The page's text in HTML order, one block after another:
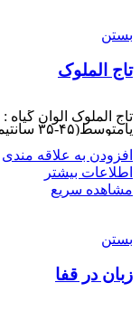
بستن
تاج الملوک
تاج الملوک الوان
پامتوسط(۴۵-۳۵ سانتیمتر) زمان خزانه کاری
افزودن به علاقه مندی
اطلاعات بیشتر
مشاهده سریع
بستن
زبان در قفا